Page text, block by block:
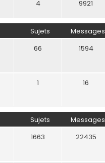
4 9921
Sujets Messages
66 1594
1 16
Sujets Messages
1663 22435